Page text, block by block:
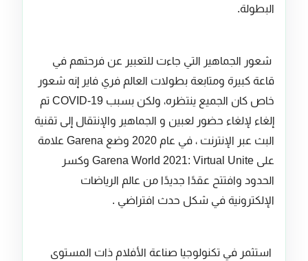
البطولة.
شعور الجماهير التي جاءت للتعبير عن فرحتهم في
قاعة كبيرة ومتابعة بطولات العالم فري فاير إنه شعور
خاص كان الجميع ينتظره، ولكن بسبب COVID-19 تم
إلغاء لإلغاء حضور لعبين و الجماهير والإنتقال إلى تقنية
البث عبر الإنترنت ، في عام 2020 وضع Garena علامة
على Garena World 2021: Virtual Unite وكسر
الحدود وافتتح عقدًا جديدًا من عالم الرياضات
الإلكترونية في شكل حدث افتراضي .
استثمر في تكنولوجيا صناعة الأفلام ذات المستوى